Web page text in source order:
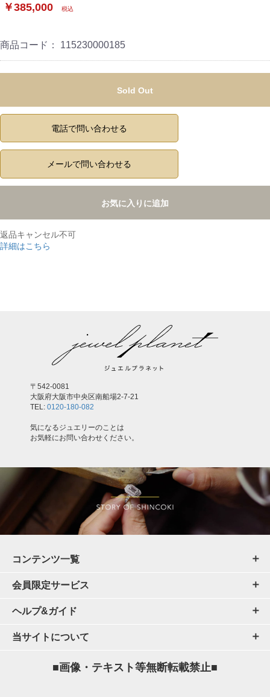
￥385,000 税込
商品コード： 115230000185
Sold Out
電話で問い合わせる
メールで問い合わせる
お気に入りに追加
返品キャンセル不可
詳細はこちら
〒542-0081
大阪府大阪市中央区南船場2-7-21
TEL: 0120-180-082
気になるジュエリーのことは
お気軽にお問い合わせください。
コンテンツ一覧
会員限定サービス
ヘルプ&ガイド
当サイトについて
■画像・テキスト等無断転載禁止■